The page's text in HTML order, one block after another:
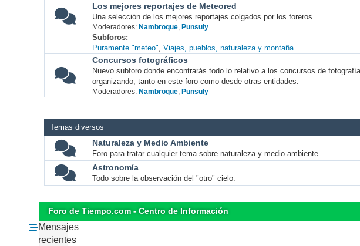
Los mejores reportajes de Meteored
Una selección de los mejores reportajes colgados por los foreros.
Moderadores: Nambroque, Punsuly
Subforos
Puramente "meteo" Viajes, pueblos, naturaleza y montaña
Concursos fotográficos
Nuevo subforo donde encontrarás todo lo relativo a los concursos de
organizando, tanto en este foro como desde otras entidades.
Moderadores: Nambroque, Punsuly
Temas diversos
Naturaleza y Medio Ambiente
Foro para tratar cualquier tema sobre naturaleza y medio ambiente.
Astronomía
Todo sobre la observación del "otro" cielo.
Foro de Tiempo.com - Centro de Información
Mensajes
recientes